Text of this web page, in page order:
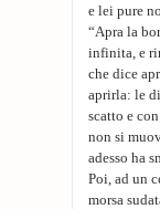
e lei pure
“Apra la
infinita, e
che dice
aprirla: le
scatto e
non si
adesso ha
Poi, ad un
morsa